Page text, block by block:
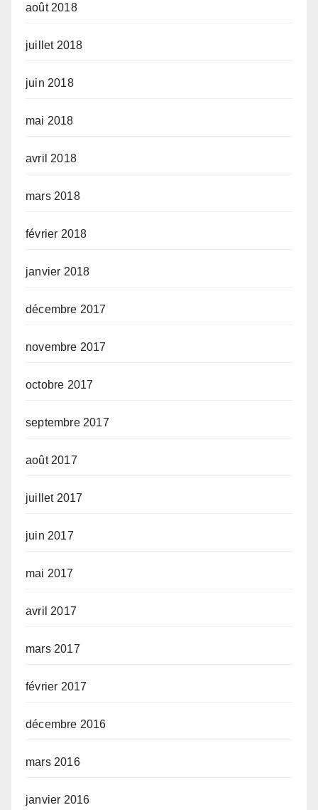
août 2018
juillet 2018
juin 2018
mai 2018
avril 2018
mars 2018
février 2018
janvier 2018
décembre 2017
novembre 2017
octobre 2017
septembre 2017
août 2017
juillet 2017
juin 2017
mai 2017
avril 2017
mars 2017
février 2017
décembre 2016
mars 2016
janvier 2016